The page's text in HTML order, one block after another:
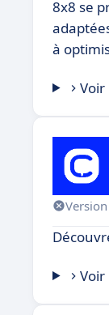
8x8 se
à
Voir
Voir